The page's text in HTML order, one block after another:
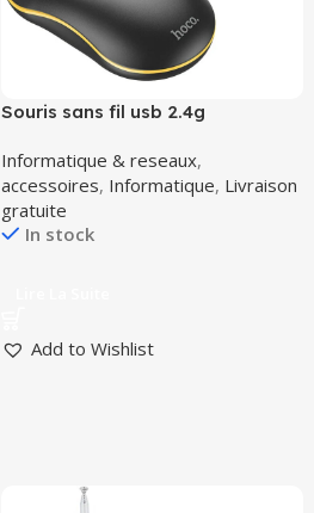
Souris sans fil usb 2.4g
Informatique & reseaux,
accessoires, Informatique, Livraison
gratuite
In stock
Add to Wishlist